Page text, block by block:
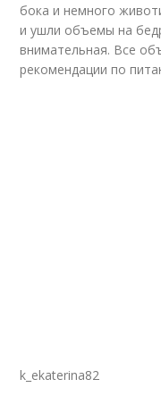
бока и немного
и ушли объемы на
внимательная. Все
рекомендации по
k_ekaterina82